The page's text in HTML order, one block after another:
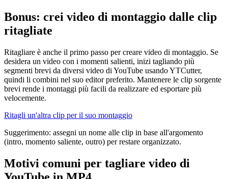
Bonus: crei video di montaggio dalle clip
ritagliate
Ritagliare è anche il primo passo per creare video di montaggio. Se
desidera un video con i momenti salienti, inizi tagliando più
segmenti brevi da diversi video di YouTube usando YTCutter,
quindi li combini nel suo editor preferito. Mantenere le clip sorgente
brevi rende i montaggi più facili da realizzare ed esportare più
velocemente.
Ritagli un'altra clip per il suo montaggio
Suggerimento: assegni un nome alle clip in base all'argomento
(intro, momento saliente, outro) per restare organizzato.
Motivi comuni per tagliare video di